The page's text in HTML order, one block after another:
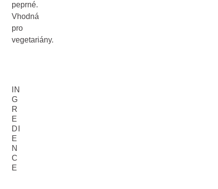
peprné.
Vhodná
pro
vegetariány.
IN
G
R
E
DI
E
N
C
E